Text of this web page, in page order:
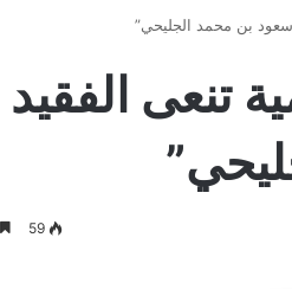
بن محمد الجليحي”
تنعى الفقيد
59